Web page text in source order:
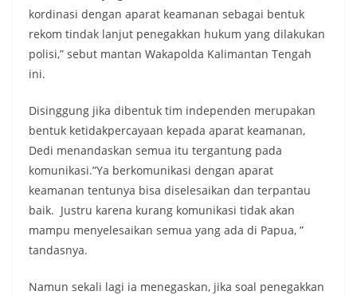
kordinasi dengan aparat keamanan sebagai bentuk
rekom tindak lanjut penegakkan hukum yang dilakukan
polisi,” sebut mantan Wakapolda Kalimantan Tengah
ini.
Disinggung jika dibentuk tim independen merupakan
bentuk ketidakpercayaan kepada aparat keamanan,
Dedi menandaskan semua itu tergantung pada
komunikasi.”Ya berkomunikasi dengan aparat
keamanan tentunya bisa diselesaikan dan terpantau
baik. Justru karena kurang komunikasi tidak akan
mampu menyelesaikan semua yang ada di Papua, ”
tandasnya.
Namun sekali lagi ia menegaskan, jika soal penegakkan